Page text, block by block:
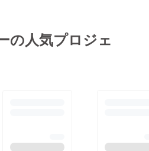
の人気プロジェ